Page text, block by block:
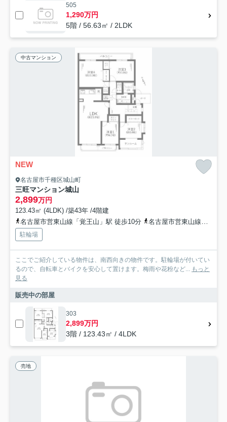
505
1,290万円
5階 / 56.63㎡ / 2LDK
中古マンション
NEW
名古屋市千種区城山町
三旺マンション城山
2,899万円
123.43㎡ (4LDK) /築43年 /4階建
名古屋市営東山線「覚王山」駅 徒歩10分
名古屋市営東山線「本山」駅 徒歩13分
駐輪場
ここでご紹介している物件は、南西向きの物件です。駐輪場が付いてい
るので、自転車とバイクを安心して置けます。梅雨や花粉など...
もっと
見る
販売中の部屋
303
2,899万円
3階 / 123.43㎡ / 4LDK
売地